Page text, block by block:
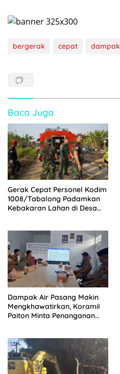
bergerak cepat dampak
Baca Juga
Gerak Cepat Personel Kodim
1008/Tabalong Padamkan
Kebakaran Lahan di Desa
Dampak Air Pasang Makin
Mengkhawatirkan, Koramil
Paiton Minta Penanganan